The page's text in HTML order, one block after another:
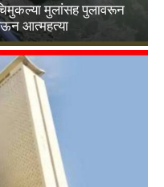
मुलांसह पुलावरून
आत्महत्या